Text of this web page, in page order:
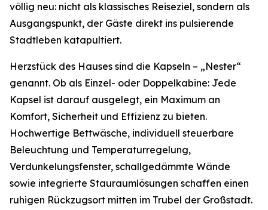
völlig neu: nicht als klassisches Reiseziel, sondern als
Ausgangspunkt, der Gäste direkt ins pulsierende
Stadtleben katapultiert.
Herzstück des Hauses sind die Kapseln – „Nester“
genannt. Ob als Einzel- oder Doppelkabine: Jede
Kapsel ist darauf ausgelegt, ein Maximum an
Komfort, Sicherheit und Effizienz zu bieten.
Hochwertige Bettwäsche, individuell steuerbare
Beleuchtung und Temperaturregelung,
Verdunkelungsfenster, schallgedämmte Wände
sowie integrierte Stauraumlösungen schaffen einen
ruhigen Rückzugsort mitten im Trubel der Großstadt.